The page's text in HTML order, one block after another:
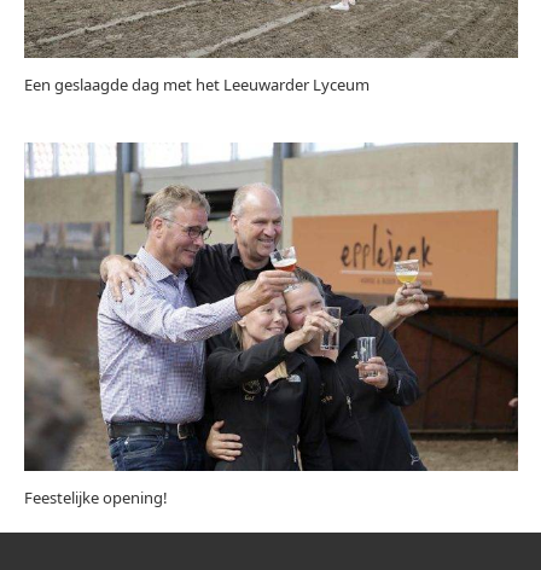
Een geslaagde dag met het Leeuwarder Lyceum
Feestelijke opening!